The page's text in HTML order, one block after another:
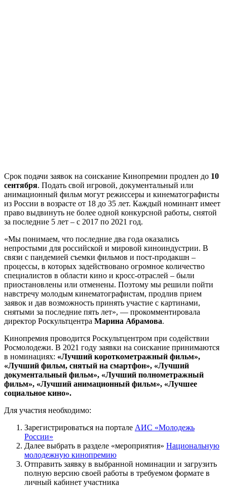
Срок подачи заявок на соискание Кинопремии продлен до 10
сентября. Подать свой игровой, документальный или
анимационный фильм могут режиссеры и кинематографисты
из России в возрасте от 18 до 35 лет. Каждый номинант имеет
право выдвинуть не более одной конкурсной работы, снятой
за последние 5 лет – с 2017 по 2021 год.
«Мы понимаем, что последние два года оказались
непростыми для российской и мировой киноиндустрии. В
связи с пандемией съемки фильмов и пост-продакшн –
процессы, в которых задействовано огромное количество
специалистов в области кино и кросс-отраслей – были
приостановлены или отменены. Поэтому мы решили пойти
навстречу молодым кинематографистам, продлив прием
заявок и дав возможность принять участие с картинами,
снятыми за последние пять лет», — прокомментировала
директор Роскультцентра Марина Абрамова.
Кинопремия проводится Роскультцентром при содействии
Росмолодежи. В 2021 году заявки на соискание принимаются
в номинациях: «Лучший короткометражный фильм»,
«Лучший фильм, снятый на смартфон», «Лучший
документальный фильм», «Лучший полнометражный
фильм», «Лучший анимационный фильм», «Лучшее
социальное кино».
Для участия необходимо:
Зарегистрироваться на портале АИС «Молодежь
России»
Далее выбрать в разделе «мероприятия» Национальную
молодежную кинопремию
Отправить заявку в выбранной номинации и загрузить
полную версию своей работы в требуемом формате в
личный кабинет участника